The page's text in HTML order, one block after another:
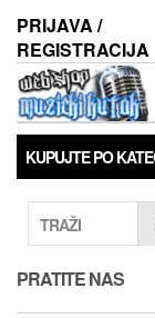
sadržaj
PRIJAVA /
REGISTRACIJA
KUPUJTE PO
TRAŽI
PRATITE NAS